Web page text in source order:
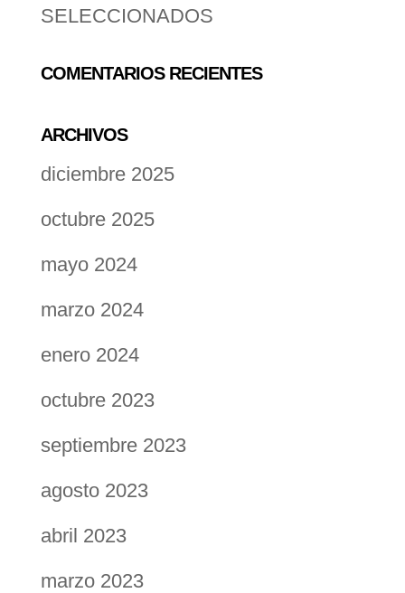
SELECCIONADOS
COMENTARIOS RECIENTES
ARCHIVOS
diciembre 2025
octubre 2025
mayo 2024
marzo 2024
enero 2024
octubre 2023
septiembre 2023
agosto 2023
abril 2023
marzo 2023